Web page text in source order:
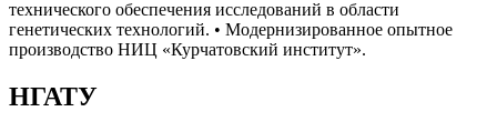
технического обеспечения исследований в области
генетических технологий. • Модернизированное опытное
производство НИЦ «Курчатовский институт».
НГАТУ